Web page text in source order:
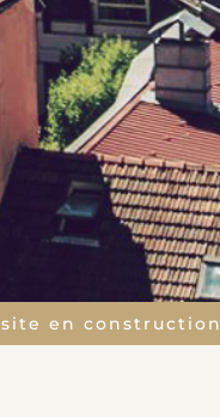
site en construction